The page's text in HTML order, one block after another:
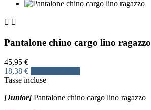
 
Pantalone chino cargo lino ragazzo
45,95 €
18,38 €
Tasse incluse
[Junior] Pantalone chino cargo lino ragazzo